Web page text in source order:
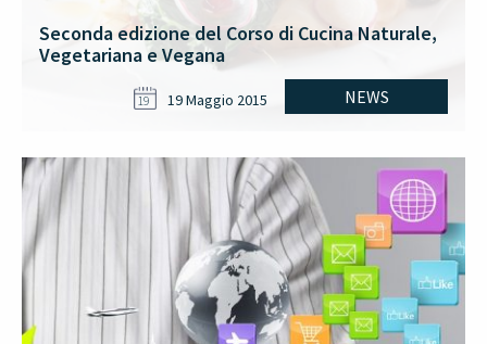
Seconda edizione del Corso di Cucina Naturale,
Vegetariana e Vegana
NEWS
19 19 Maggio 2015